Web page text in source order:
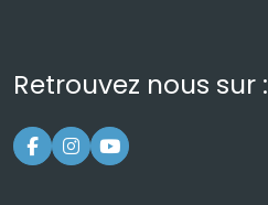
Retrouvez nous sur :